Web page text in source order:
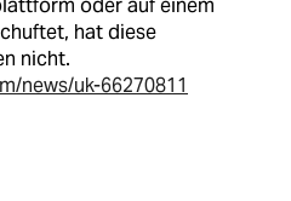
oder auf einem
hat diese
nicht.
news/uk-66270811